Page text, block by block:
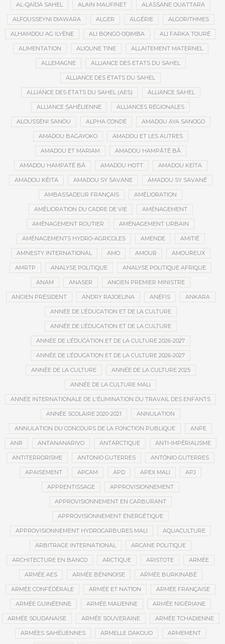
AL-QAÏDA SAHEL ALAIN MAUFINET ALASSANE OUATTARA
ALFOUSSEYNI DIAWARA ALGER ALGÉRIE ALGORITHMES
ALHAMDOU AG ILYÈNE ALI BONGO ODIMBA ALI FARKA TOURÉ
ALIMENTATION ALIOUNE TINE ALLAITEMENT MATERNEL
ALLEMAGNE ALLIANCE DES ETATS DU SAHEL
ALLIANCE DES ÉTATS DU SAHEL
ALLIANCE DES ÉTATS DU SAHEL (AES) ALLIANCE SAHEL
ALLIANCE SAHÉLIENNE ALLIANCES RÉGIONALES
ALOUSSÉNI SANOU ALPHA CONDÉ AMADOU AYA SANOGO
AMADOU BAGAYOKO AMADOU ET LES AUTRES
AMADOU ET MARIAM AMADOU HAMPÂTÉ BÂ
AMADOU HAMPATÉ BÂ AMADOU HOTT AMADOU KEÏTA
AMADOU KÉITA AMADOU SY SAVANE AMADOU SY SAVANÉ
AMBASSADEUR FRANÇAIS AMÉLIORATION
AMÉLIORATION DU CADRE DE VIE AMÉNAGEMENT
AMÉNAGEMENT ROUTIER AMÉNAGEMENT URBAIN
AMÉNAGEMENTS HYDRO-AGRICOLES AMENDE AMITIÉ
AMNESTY INTERNATIONAL AMO AMOUR AMOUREUX
AMRTP ANALYSE POLITIQUE ANALYSE POLITIQUE AFRIQUE
ANAM ANASER ANCIEN PREMIER MINISTRE
ANCIEN PRÉSIDENT ANDRY RAJOELINA ANÉFIS ANKARA
ANNÉE DE L’ÉDUCATION ET DE LA CULTURE
ANNÉE DE L’ÉDUCATION ET DE LA CULTURE
ANNÉE DE L’ÉDUCATION ET DE LA CULTURE 2026-2027
ANNÉE DE L’ÉDUCATION ET DE LA CULTURE 2026-2027
ANNÉE DE LA CULTURE ANNÉE DE LA CULTURE 2025
ANNÉE DE LA CULTURE MALI
ANNÉE INTERNATIONALE DE L'ÉLIMINATION DU TRAVAIL DES ENFANTS
ANNÉE SCOLAIRE 2020-2021 ANNULATION
ANNULATION DU CONCOURS DE LA FONCTION PUBLIQUE ANPE
ANR ANTANANARIVO ANTARCTIQUE ANTI-IMPÉRIALISME
ANTITERRORISME ANTONIO GUTERRES ANTÓNIO GUTERRES
APAISEMENT APCAM APD APEX MALI APJ
APPRENTISSAGE APPROVISIONNEMENT
APPROVISIONNEMENT EN CARBURANT
APPROVISIONNEMENT ÉNERGÉTIQUE
APPROVISIONNEMENT HYDROCARBURES MALI AQUACULTURE
ARBITRAGE INTERNATIONAL ARCANE POLITIQUE
ARCHITECTURE EN BANCO ARCTIQUE ARISTOTE ARMÉE
ARMÉE AES ARMÉE BÉNINOISE ARMÉE BURKINABÉ
ARMÉE CONFÉDÉRALE ARMÉE ET NATION ARMÉE FRANÇAISE
ARMÉE GUINÉENNE ARMÉE MALIENNE ARMÉE NIGÉRIANE
ARMÉE SOUDANAISE ARMÉE SOUVERAINE ARMÉE TCHADIENNE
ARMÉES SAHÉLIENNES ARMELLE DAKOUO ARMEMENT